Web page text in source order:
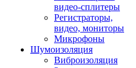
видео-сплитеры
Регистраторы,
видео, мониторы
Микрофоны
Шумоизоляция
Виброизоляция